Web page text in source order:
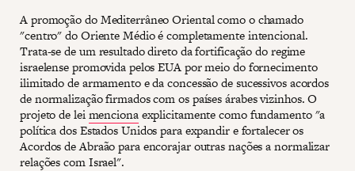
A promoção do Mediterrâneo Oriental como o chamado
"centro" do Oriente Médio é completamente intencional.
Trata-se de um resultado direto da fortificação do regime
israelense promovida pelos EUA por meio do fornecimento
ilimitado de armamento e da concessão de sucessivos acordos
de normalização firmados com os países árabes vizinhos. O
projeto de leimencionaexplicitamente como fundamento "a
política dos Estados Unidos para expandir e fortalecer os
Acordos de Abraão para encorajar outras nações a normalizar
relações com Israel".